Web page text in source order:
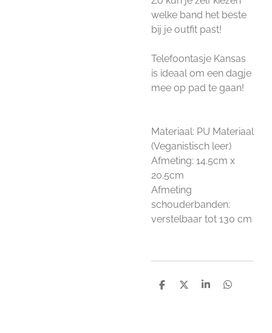
welke band het beste
bij je outfit past!
Telefoontasje Kansas
is ideaal om een dagje
mee op pad te gaan!
Materiaal: PU Materiaal
(Veganistisch leer)
Afmeting: 14.5cm x
20.5cm
Afmeting
schouderbanden:
verstelbaar tot 130 cm
D
D
S
D